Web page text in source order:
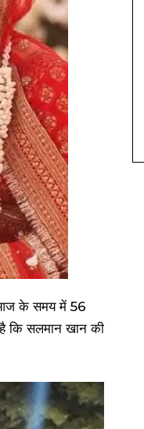
आज के समय में 56
कि सलमान खान की